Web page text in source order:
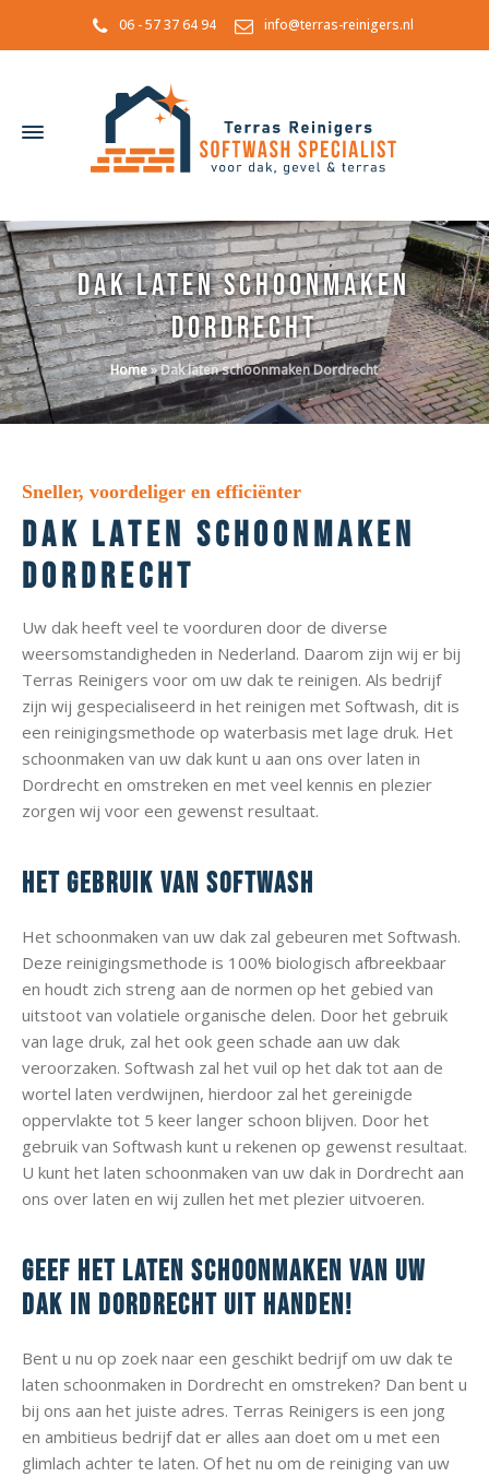
06 - 57 37 64 94 info@terras-reinigers.nl
Dak laten schoonmaken
Dordrecht
Home»Dak laten schoonmaken Dordrecht
Sneller, voordeliger en efficiënter
Dak laten schoonmaken
Dordrecht
Uw dak heeft veel te voorduren door de diverse
weersomstandigheden in Nederland. Daarom zijn wij er bij
Terras Reinigers voor om uw dak te reinigen. Als bedrijf
zijn wij gespecialiseerd in het reinigen met Softwash, dit is
een reinigingsmethode op waterbasis met lage druk. Het
schoonmaken van uw dak kunt u aan ons over laten in
Dordrecht en omstreken en met veel kennis en plezier
zorgen wij voor een gewenst resultaat.
Het gebruik van softwash
Het schoonmaken van uw dak zal gebeuren met Softwash.
Deze reinigingsmethode is 100% biologisch afbreekbaar
en houdt zich streng aan de normen op het gebied van
uitstoot van volatiele organische delen. Door het gebruik
van lage druk, zal het ook geen schade aan uw dak
veroorzaken. Softwash zal het vuil op het dak tot aan de
wortel laten verdwijnen, hierdoor zal het gereinigde
oppervlakte tot 5 keer langer schoon blijven. Door het
gebruik van Softwash kunt u rekenen op gewenst resultaat.
U kunt het laten schoonmaken van uw dak in Dordrecht aan
ons over laten en wij zullen het met plezier uitvoeren.
Geef het laten schoonmaken van uw
dak in Dordrecht uit handen!
Bent u nu op zoek naar een geschikt bedrijf om uw dak te
laten schoonmaken in Dordrecht en omstreken? Dan bent u
bij ons aan het juiste adres. Terras Reinigers is een jong
en ambitieus bedrijf dat er alles aan doet om u met een
glimlach achter te laten. Of het nu om de reiniging van uw